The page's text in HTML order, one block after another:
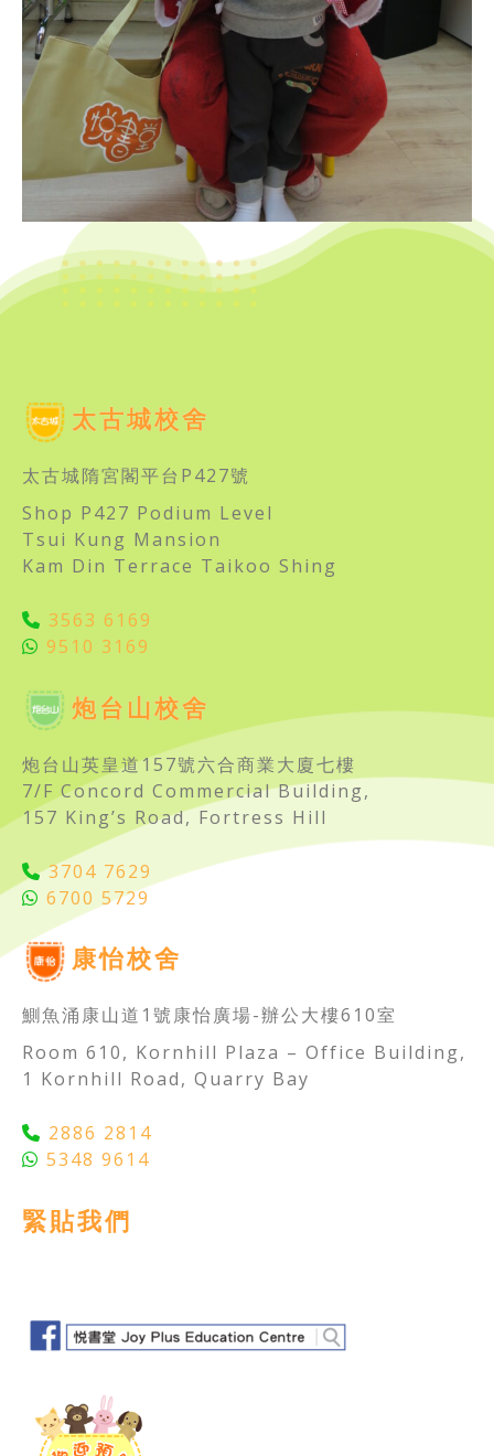
太古城校舍
太古城隋宮閣平台P427號
Shop P427 Podium Level
Tsui Kung Mansion
Kam Din Terrace Taikoo Shing
3563 6169
9510 3169
炮台山校舍
炮台山英皇道157號六合商業大廈七樓
7/F Concord Commercial Building,
157 King’s Road, Fortress Hill
3704 7629
6700 5729
康怡校舍
鰂魚涌康山道1號康怡廣場-辦公大樓610室
Room 610, Kornhill Plaza – Office Building,
1 Kornhill Road, Quarry Bay
2886 2814
5348 9614
緊貼我們